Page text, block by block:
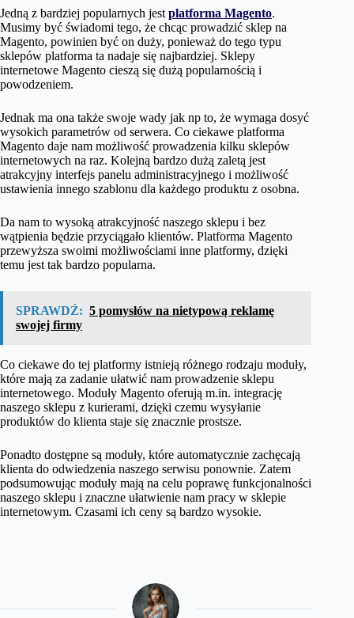
Jedną z bardziej popularnych jest platforma Magento.
Musimy być świadomi tego, że chcąc prowadzić sklep na
Magento, powinien być on duży, ponieważ do tego typu
sklepów platforma ta nadaje się najbardziej. Sklepy
internetowe Magento cieszą się dużą popularnością i
powodzeniem.
Jednak ma ona także swoje wady jak np to, że wymaga dosyć
wysokich parametrów od serwera. Co ciekawe platforma
Magento daje nam możliwość prowadzenia kilku sklepów
internetowych na raz. Kolejną bardzo dużą zaletą jest
atrakcyjny interfejs panelu administracyjnego i możliwość
ustawienia innego szablonu dla każdego produktu z osobna.
Da nam to wysoką atrakcyjność naszego sklepu i bez
wątpienia będzie przyciągało klientów. Platforma Magento
przewyższa swoimi możliwościami inne platformy, dzięki
temu jest tak bardzo popularna.
SPRAWDŹ: 5 pomysłów na nietypową reklamę
swojej firmy
Co ciekawe do tej platformy istnieją różnego rodzaju moduły,
które mają za zadanie ułatwić nam prowadzenie sklepu
internetowego. Moduły Magento oferują m.in. integrację
naszego sklepu z kurierami, dzięki czemu wysyłanie
produktów do klienta staje się znacznie prostsze.
Ponadto dostępne są moduły, które automatycznie zachęcają
klienta do odwiedzenia naszego serwisu ponownie. Zatem
podsumowując moduły mają na celu poprawę funkcjonalności
naszego sklepu i znaczne ułatwienie nam pracy w sklepie
internetowym. Czasami ich ceny są bardzo wysokie.